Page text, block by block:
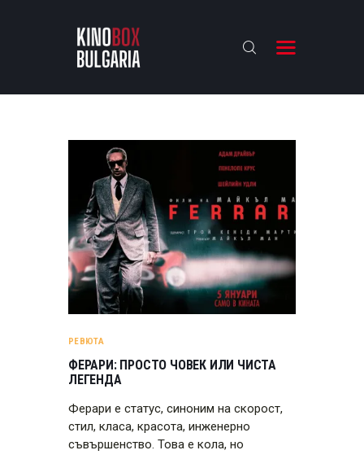
KINOBOX BULGARIA
АНАЛИЗИ
БАХТИ НАГРАДИТЕ
ИНТЕРВЮТА
ЗА НАС
РЕВЮТА
ФЕРАРИ: ПРОСТО ЧОВЕК ИЛИ ЧИСТА
ЛЕГЕНДА
Ферари е статус, синоним на скорост,
стил, класа, красота, инженерно
съвършенство. Това е кола, но